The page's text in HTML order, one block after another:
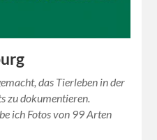
das Tierleben in der
zu dokumentieren.
ich Fotos von 99 Arten